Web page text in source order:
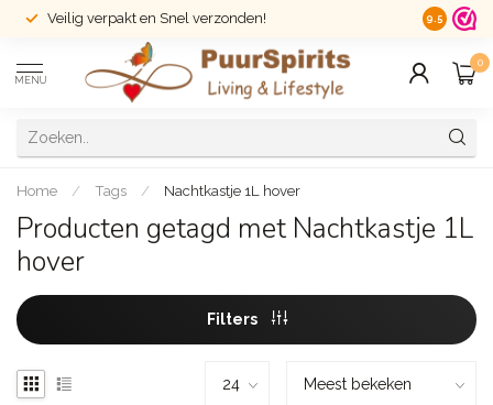
Veilig verpakt en Snel verzonden! 14 dagen
9.5
MENU
0
Home / Tags / Nachtkastje 1L hover
Producten getagd met Nachtkastje 1L
hover
Filters